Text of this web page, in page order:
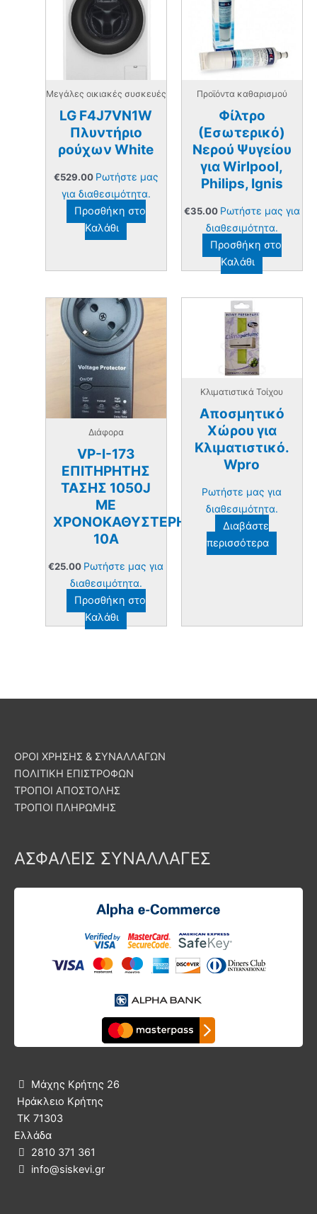
Μεγάλες οικιακές συσκευές
LG F4J7VN1W
Πλυντήριο
ρούχων White
€529.00 Ρωτήστε μας
για διαθεσιμότητα.
Προσθήκη στο
Καλάθι
Προϊόντα καθαρισμού
Φίλτρο
(Εσωτερικό)
Νερού Ψυγείου
για Wirlpool,
Philips, Ignis
€35.00 Ρωτήστε μας για
διαθεσιμότητα.
Προσθήκη στο
Καλάθι
Διάφορα
VP-I-173
ΕΠΙΤΗΡΗΤΗΣ
ΤΑΣΗΣ 1050J
ΜΕ
ΧΡΟΝΟΚΑΘΥΣΤΕΡΗΣΗ
10Α
€25.00 Ρωτήστε μας για
διαθεσιμότητα.
Προσθήκη στο
Καλάθι
Κλιματιστικά Τοίχου
Αποσμητικό
Χώρου για
Κλιματιστικό.
Wpro
Ρωτήστε μας για
διαθεσιμότητα.
Διαβάστε
περισσότερα
ΟΡΟΙ ΧΡΗΣΗΣ & ΣΥΝΑΛΛΑΓΩΝ
ΠΟΛΙΤΙΚΗ ΕΠΙΣΤΡΟΦΩΝ
ΤΡΟΠΟΙ ΑΠΟΣΤΟΛΗΣ
ΤΡΟΠΟΙ ΠΛΗΡΩΜΗΣ
ΑΣΦΑΛΕΙΣ ΣΥΝΑΛΛΑΓΕΣ

Μάχης Κρήτης 26
Ηράκλειο Κρήτης
ΤΚ 71303
Ελλάδα
 2810 371 361
 info@siskevi.gr